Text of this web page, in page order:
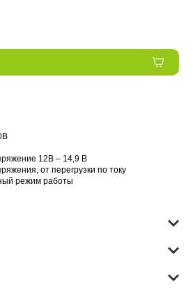
12В – 14,9 В
от перегрузки по току
режим работы